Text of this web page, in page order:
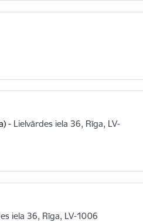
- Lielvārdes iela 36, Rīga, LV-
iela 36, Rīga, LV-1006